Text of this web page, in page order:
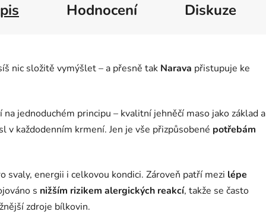
Hodnocení Diskuze
nic složitě vymýšlet – a přesně tak Narava přistupuje ke
na jednoduchém principu – kvalitní jehněčí maso jako základ a
v každodenním krmení. Jen je vše přizpůsobené potřebám
svaly, energii i celkovou kondici. Zároveň patří mezi lépe
s nižším rizikem alergických reakcí, takže se často
zdroje bílkovin.